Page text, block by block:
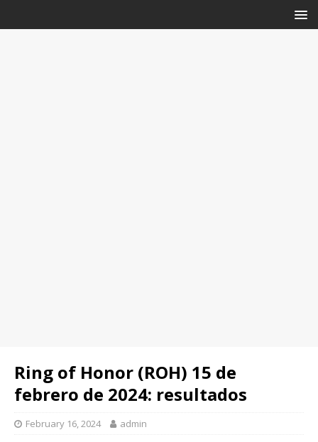
Ring of Honor (ROH) 15 de
febrero de 2024: resultados
February 16, 2024 admin